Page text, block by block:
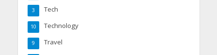
Tech
3
Technology
10
Travel
9